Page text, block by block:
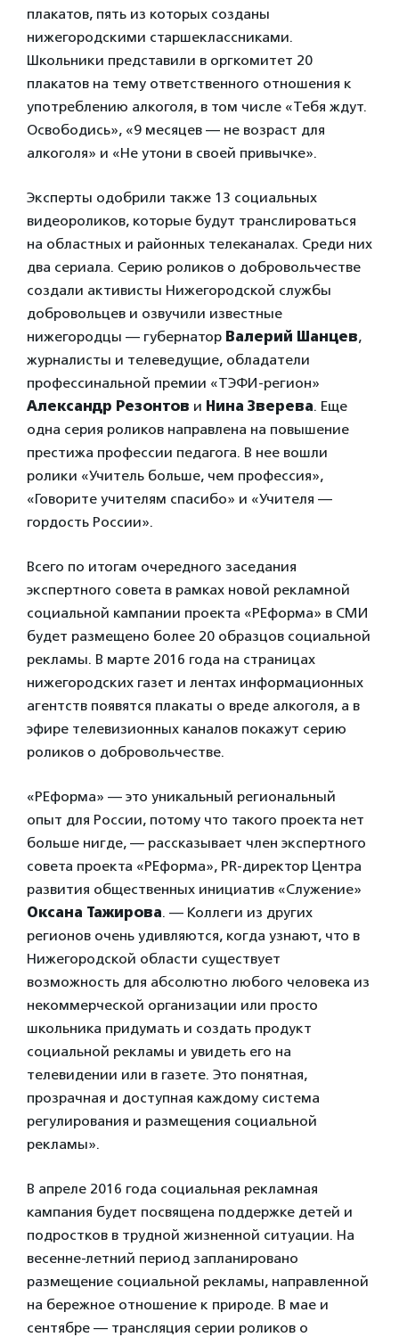
плакатов, пять из которых созданы
нижегородскими старшеклассниками.
Школьники представили в оргкомитет 20
плакатов на тему ответственного отношения к
употреблению алкоголя, в том числе «Тебя ждут.
Освободись», «9 месяцев — не возраст для
алкоголя» и «Не утони в своей привычке».
Эксперты одобрили также 13 социальных
видеороликов, которые будут транслироваться
на областных и районных телеканалах. Среди них
два сериала. Серию роликов о добровольчестве
создали активисты Нижегородской службы
добровольцев и озвучили известные
нижегородцы — губернатор Валерий Шанцев,
журналисты и телеведущие, обладатели
профессинальной премии «ТЭФИ-регион»
Александр Резонтов и Нина Зверева. Еще
одна серия роликов направлена на повышение
престижа профессии педагога. В нее вошли
ролики «Учитель больше, чем профессия»,
«Говорите учителям спасибо» и «Учителя —
гордость России».
Всего по итогам очередного заседания
экспертного совета в рамках новой рекламной
социальной кампании проекта «РЕформа» в СМИ
будет размещено более 20 образцов социальной
рекламы. В марте 2016 года на страницах
нижегородских газет и лентах информационных
агентств появятся плакаты о вреде алкоголя, а в
эфире телевизионных каналов покажут серию
роликов о добровольчестве.
«РЕформа» — это уникальный региональный
опыт для России, потому что такого проекта нет
больше нигде, — рассказывает член экспертного
совета проекта «РЕформа», PR-директор Центра
развития общественных инициатив «Служение»
Оксана Тажирова. — Коллеги из других
регионов очень удивляются, когда узнают, что в
Нижегородской области существует
возможность для абсолютно любого человека из
некоммерческой организации или просто
школьника придумать и создать продукт
социальной рекламы и увидеть его на
телевидении или в газете. Это понятная,
прозрачная и доступная каждому система
регулирования и размещения социальной
рекламы».
В апреле 2016 года социальная рекламная
кампания будет посвящена поддержке детей и
подростков в трудной жизненной ситуации. На
весенне-летний период запланировано
размещение социальной рекламы, направленной
на бережное отношение к природе. В мае и
сентябре — трансляция серии роликов о